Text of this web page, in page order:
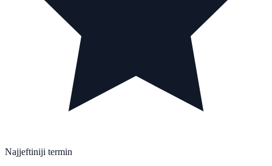
Najjeftiniji termin